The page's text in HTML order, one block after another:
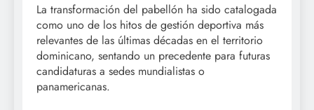
La transformación del pabellón ha sido catalogada
como uno de los hitos de gestión deportiva más
relevantes de las últimas décadas en el territorio
dominicano, sentando un precedente para futuras
candidaturas a sedes mundialistas o
panamericanas.